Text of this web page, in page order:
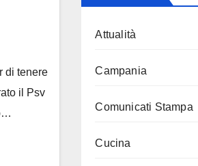
di tenere
il Psv
Attualità
Campania
Comunicati Stampa
Cucina